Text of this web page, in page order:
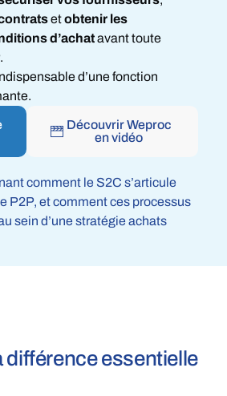
etobtenir les
d’achatavant toute
d’une fonction
Découvrir Weproc
en vidéo
comment le S2C s’articule
P2P, et comment ces processus
sein d’une stratégie achats
différence essentielle